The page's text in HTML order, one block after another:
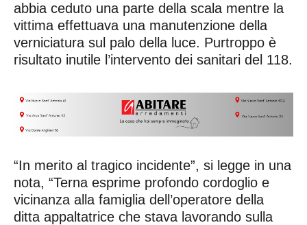
abbia ceduto una parte della scala mentre la
vittima effettuava una manutenzione della
verniciatura sul palo della luce. Purtroppo è
risultato inutile l’intervento dei sanitari del 118.
“In merito al tragico incidente”, si legge in una
nota, “Terna esprime profondo cordoglio e
vicinanza alla famiglia dell’operatore della
ditta appaltatrice che stava lavorando sulla